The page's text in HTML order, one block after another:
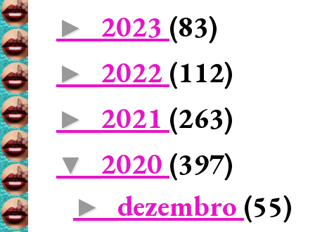
► 2023 (83)
► 2022 (112)
► 2021 (263)
▼ 2020 (397)
► dezembro (55)